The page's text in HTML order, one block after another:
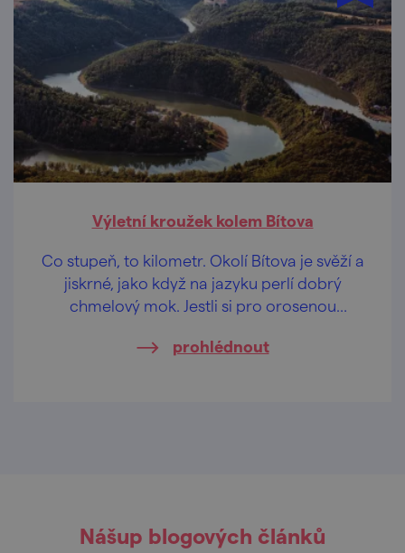
Výletní kroužek kolem Bítova
Co stupeň, to kilometr. Okolí Bítova je svěží a
jiskrné, jako když na jazyku perlí dobrý
chmelový mok. Jestli si pro orosenou
necháme jen na vás.
prohlédnout
Nášup blogových článků